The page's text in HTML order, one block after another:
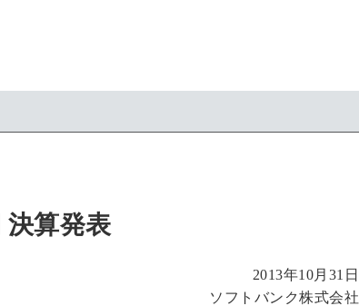
決算発表
2013年10月31日
ソフトバンク株式会社